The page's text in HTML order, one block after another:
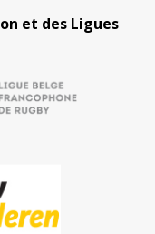
et des Ligues